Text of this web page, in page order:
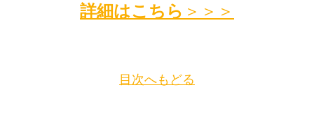
詳細はこちら ＞＞＞
目次へもどる